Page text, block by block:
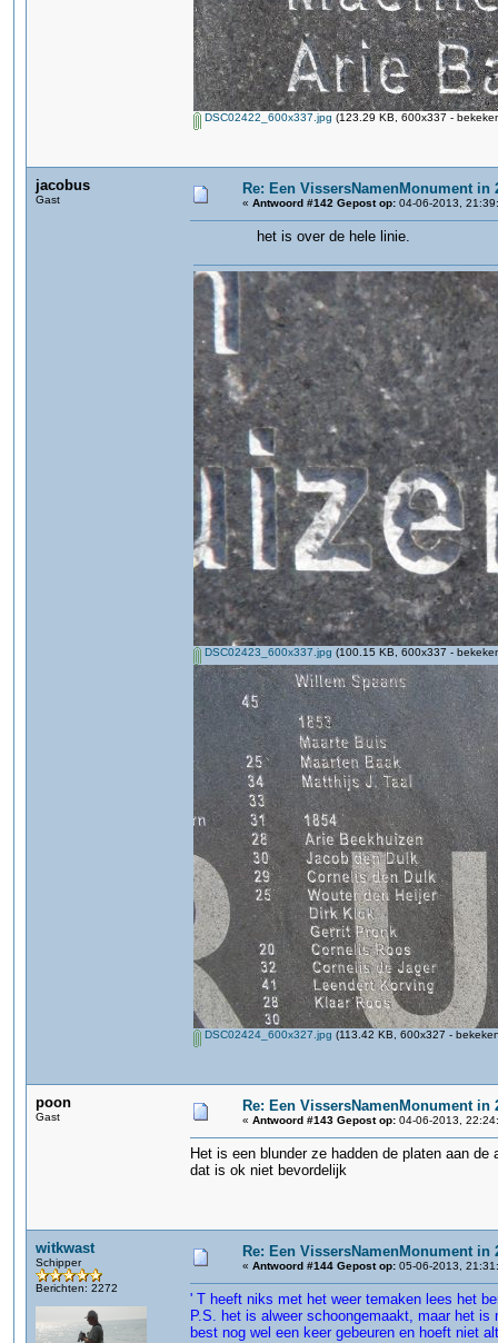
DSC02422_600x337.jpg (123.29 KB, 600x337 -
jacobus
Gast
Re: Een VissersNamenMonument in
« Antwoord #142 Gepost op: 04-06-2013,
het is over de hele linie.
DSC02423_600x337.jpg (100.15 KB, 600x337 -
DSC02424_600x327.jpg (113.42 KB, 600x327 -
poon
Gast
Re: Een VissersNamenMonument in
« Antwoord #143 Gepost op: 04-06-2013,
Het is een blunder ze hadden de platen aan
dat is ok niet bevordelijk
witkwast
Schipper
Berichten: 2272
Re: Een VissersNamenMonument in
« Antwoord #144 Gepost op: 05-06-2013,
' T heeft niks met het weer temaken lees het
P.S. het is alweer schoongemaakt, maar het
best nog wel een keer gebeuren en hoeft niet